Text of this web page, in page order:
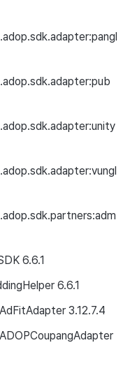
6.6.1
6.6.1
3.12.7.4